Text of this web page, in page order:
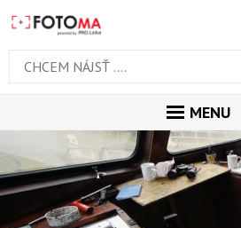
MENU
ÚVOD
MAGAZÍN
VŠETKY ČLÁNKY